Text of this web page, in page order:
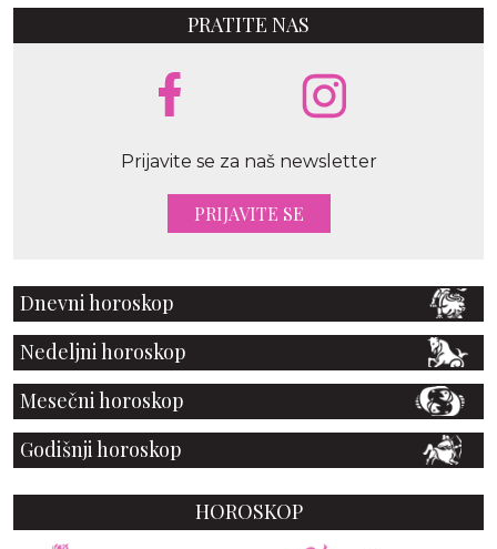
PRATITE NAS
Prijavite se za naš newsletter
PRIJAVITE SE
Dnevni horoskop
Nedeljni horoskop
Mesečni horoskop
Godišnji horoskop
HOROSKOP